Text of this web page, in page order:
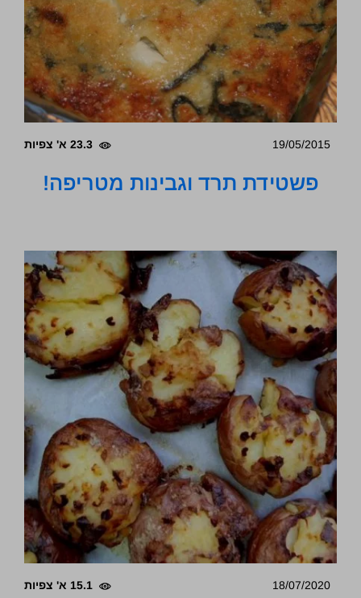
19/05/2015 23.3 א' צפיות
פשטידת תרד וגבינות מטריפה!
18/07/2020 15.1 א' צפיות